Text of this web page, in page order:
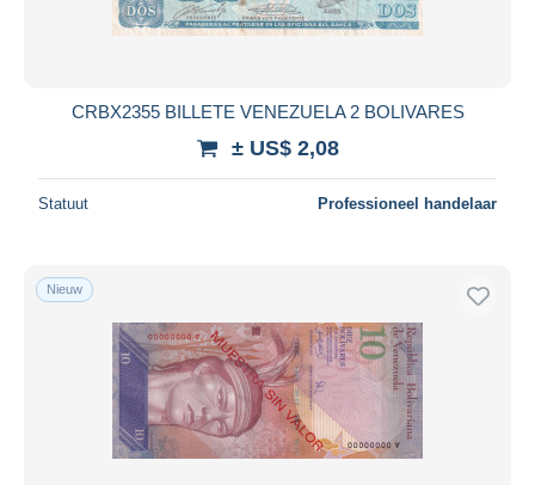
CRBX2355 BILLETE VENEZUELA 2 BOLIVARES
± US$ 2,08
Statuut Professioneel handelaar
Nieuw